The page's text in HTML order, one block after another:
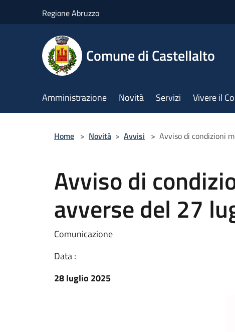
Regione Abruzzo
Comune di Castellalto
Amministrazione Novità Servizi Vivere il
Home > Novità > Avvisi > Avviso di condizioni
Avviso di
avverse del 27
Comunicazione
Data :
28 luglio 2025